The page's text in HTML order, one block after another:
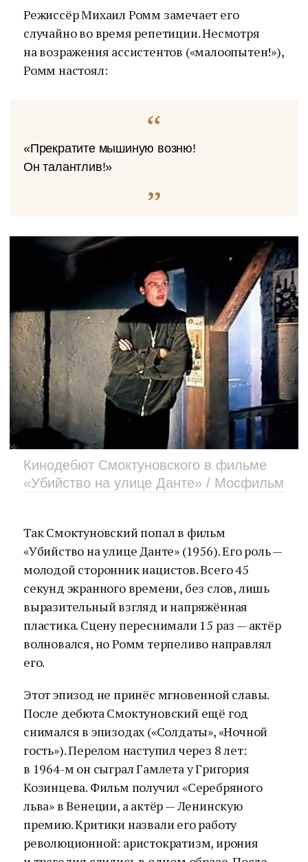
Режиссёр Михаил Ромм замечает его
случайно во время репетиции. Несмотря
на возражения ассистентов («малоопытен!»),
Ромм настоял:
«Прекратите мышиную возню!
Он талантлив!»
Кинодебют Смоктуновского в фильме
«Убийство на улице Данте» / Мосфильм
Так Смоктуновский попал в фильм
«Убийство на улице Данте» (1956). Его роль —
молодой сторонник нацистов. Всего 45
секунд экранного времени, без слов, лишь
выразительный взгляд и напряжённая
пластика. Сцену переснимали 15 раз — актёр
волновался, но Ромм терпеливо направлял
его.
Этот эпизод не принёс мгновенной славы.
После дебюта Смоктуновский ещё год
снимался в эпизодах («Солдаты», «Ночной
гость»). Перелом наступил через 8 лет:
в 1964-м он сыграл Гамлета у Григория
Козинцева. Фильм получил «Серебряного
льва» в Венеции, а актёр — Ленинскую
премию. Критики назвали его работу
революционной: аристократизм, ирония